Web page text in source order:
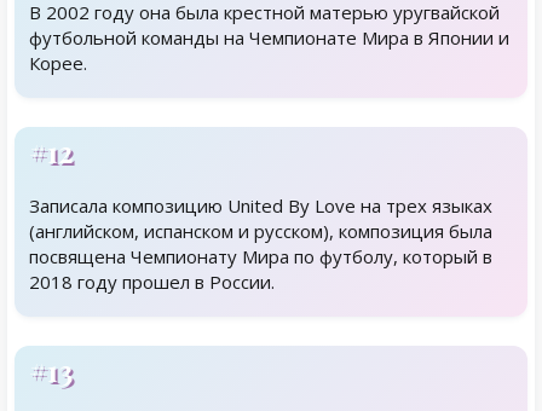
В 2002 году она была крестной матерью уругвайской
футбольной команды на Чемпионате Мира в Японии и
Корее.
#12
Записала композицию United By Love на трех языках
(английском, испанском и русском), композиция была
посвящена Чемпионату Мира по футболу, который в
2018 году прошел в России.
#13